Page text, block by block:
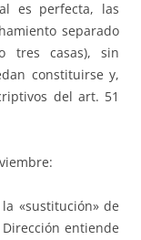
es perfecta, las
separado
tres casas), sin
constituirse y,
del art. 51
«sustitución» de
entiende